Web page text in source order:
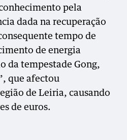
pela
dada na recuperação
tempo de
de energia
da tempestade Gong,
que afectou
de Leiria, causando
de euros.